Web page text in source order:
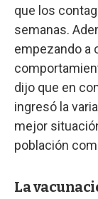
que los
semanas.
empezando a
dijo que en
ingresó la
mejor
población
La